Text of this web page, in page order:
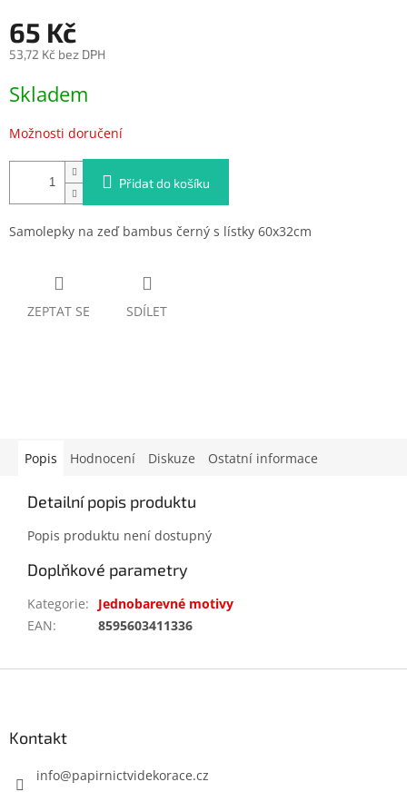
65 Kč
53,72 Kč bez DPH
cena:
Skladem
Možnosti doručení
Přidat do košíku
Samolepky na zeď bambus černý s lístky 60x32cm
ZEPTAT SE SDÍLET
Popis Hodnocení Diskuze Ostatní informace
Detailní popis produktu
Popis produktu není dostupný
Doplňkové parametry
Kategorie:
Jednobarevné motivy
EAN: 8595603411336
Kontakt
info@papirnictvidekorace.cz